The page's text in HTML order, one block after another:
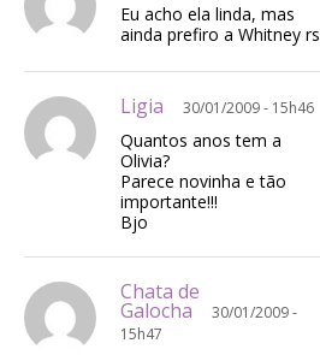
Eu acho ela linda, mas
ainda prefiro a Whitney rs
Ligia 30/01/2009 - 15h46
Quantos anos tem a
Olivia?
Parece novinha e tão
importante!!!
Bjo
Chata de
Galocha
30/01/2009 -
15h47